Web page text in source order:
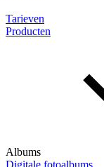
Tarieven
Producten
Albums
Digitale fotoalbums